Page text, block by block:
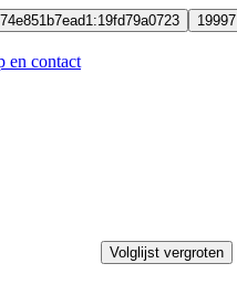
19997
en contact
Volglijst vergroten